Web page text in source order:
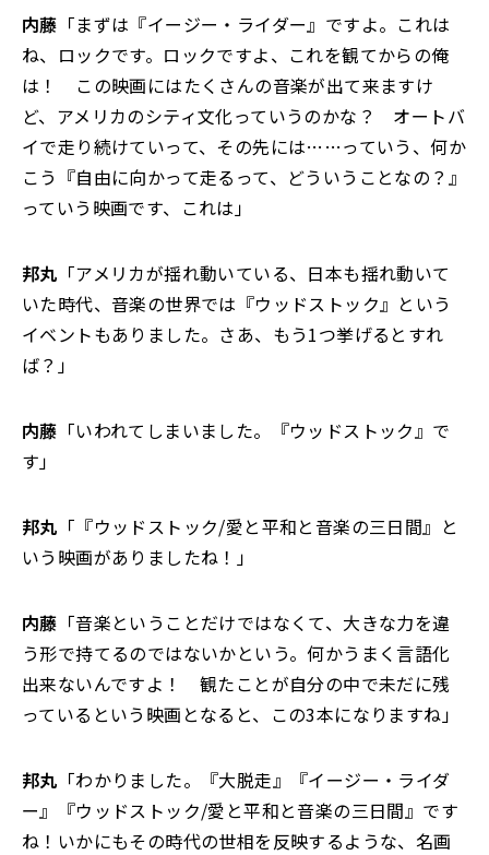
内藤 「まずは『イージー・ライダー』ですよ。これは
ね、ロックです。ロックですよ、これを観てからの俺
は！ この映画にはたくさんの音楽が出て来ますけ
ど、アメリカのシティ文化っていうのかな？ オートバ
イで走り続けていって、その先には……っていう、何か
こう『自由に向かって走るって、どういうことなの？』
っていう映画です、これは」
邦丸 「アメリカが揺れ動いている、日本も揺れ動いて
いた時代、音楽の世界では『ウッドストック』という
イベントもありました。さあ、もう1つ挙げるとすれ
ば？」
内藤 「いわれてしまいました。『ウッドストック』で
す」
邦丸 「『ウッドストック/愛と平和と音楽の三日間』と
いう映画がありましたね！」
内藤 「音楽ということだけではなくて、大きな力を違
う形で持てるのではないかという。何かうまく言語化
出来ないんですよ！ 観たことが自分の中で未だに残
っているという映画となると、この3本になりますね」
邦丸 「わかりました。『大脱走』『イージー・ライダ
ー』『ウッドストック/愛と平和と音楽の三日間』です
ね！いかにもその時代の世相を反映するような、名画